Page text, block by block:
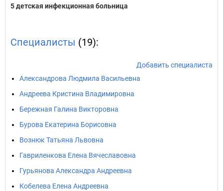
5 детская инфекционная больница
Специалисты (19):
Добавить специалиста
Александрова Людмила Васильевна
Андреева Кристина Владимировна
Бережная Галина Викторовна
Бурова Екатерина Борисовна
Вознюк Татьяна Львовна
Гавриленкова Елена Вячеславовна
Гурьянова Александра Андреевна
Кобелева Елена Андреевна